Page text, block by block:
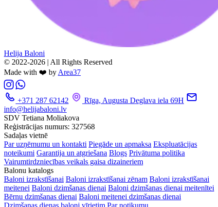
Helija Baloni
© 2022-2026 | All Rights Reserved
Made with ❤️ byArea37
+371 287 62142
Rīga, Augusta Deglava iela 69H
info@helijabaloni.lv
SDV Tetiana Moliakova
Reģistrācijas numurs: 327568
Sadaļas vietnē
Par uzņēmumu un kontakti Piegāde un apmaksa Ekspluatācijas
noteikumi Garantija un atgriešana Blogs Privātuma politika
Vairumtirdzniecības veikals gaisa dizaineriem
Balonu katalogs
Baloni izrakstīšanai Baloni izrakstīšanai zēnam Baloni izrakstīšanai
meitenei Baloni dzimšanas dienai Baloni dzimšanas dienai meitenītei
Bērnu dzimšanas dienai Baloni meitenei dzimšanas dienai